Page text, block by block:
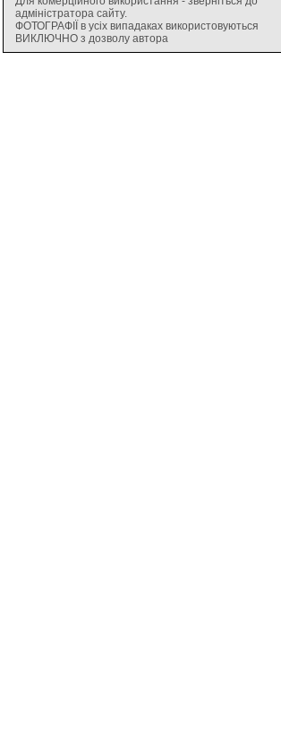
адміністратора сайту.
ФОТОГРАФІЇ в усіх випадаках використовуються
ВИКЛЮЧНО з дозволу автора